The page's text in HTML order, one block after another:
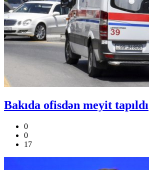
Bakıda ofisdən meyit tapıldı
0
0
17